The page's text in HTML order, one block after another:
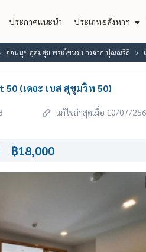
ประกาศแนะนำ ประเภทอสังหาฯ
อ่อนนุช อุดมสุข พระโขนง บางจาก ปุณณวิถี
50 (เดอะ เบส สุขุมวิท 50)
แก้ไขล่าสุดเมื่อ 10/07/
฿18,000